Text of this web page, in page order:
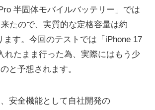
半固体モバイルバッテリー」では
たので、実質的な定格容量は約
ます。今回のテストでは「iPhone 17
れたまま行った為、実際にはもう少
と予想されます。
安全機能として自社開発の